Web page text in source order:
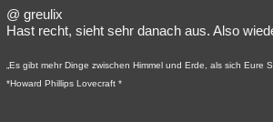
@ greulix
Hast recht, sieht sehr danach aus. Also
„Es gibt mehr Dinge zwischen Himmel und Erde, als sich Eure
*Howard Phillips Lovecraft *